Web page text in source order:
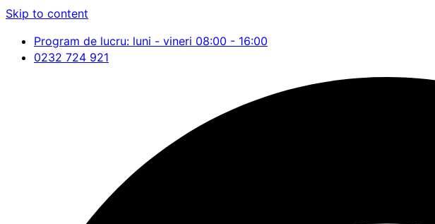
Skip to content
Program de lucru: luni - vineri 08:00 - 16:00
0232 724 921